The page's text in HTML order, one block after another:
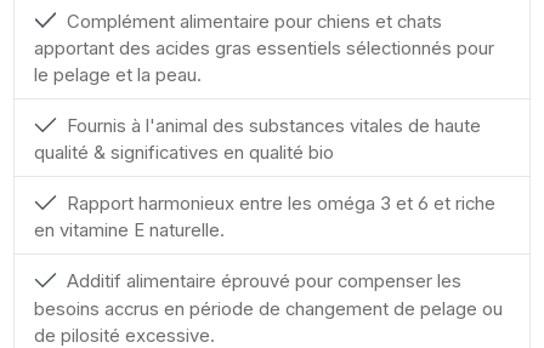
Complément alimentaire pour chiens et chats
apportant des acides gras essentiels sélectionnés pour
le pelage et la peau.
Fournis à l'animal des substances vitales de haute
qualité & significatives en qualité bio
Rapport harmonieux entre les oméga 3 et 6 et riche
en vitamine E naturelle.
Additif alimentaire éprouvé pour compenser les
besoins accrus en période de changement de pelage ou
de pilosité excessive.